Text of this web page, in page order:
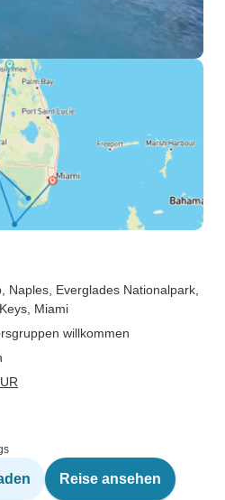
, Naples , Everglades Nationalpark
, Miami
willkommen
Reise ansehen